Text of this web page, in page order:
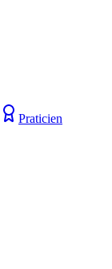
Praticien